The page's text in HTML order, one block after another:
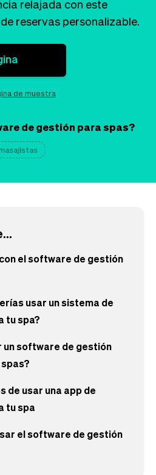
Equipo
relajada con este
reservas personalizable.
de muestra
de gestión para spas?
el software de gestión
usar un sistema de
tu spa?
un software de gestión
de usar una app de
tu spa
el software de gestión